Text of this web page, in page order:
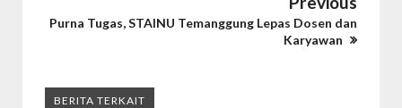
Purna Tugas, STAINU Temanggung Lepas Dosen dan
Karyawan
BERITA TERKAIT